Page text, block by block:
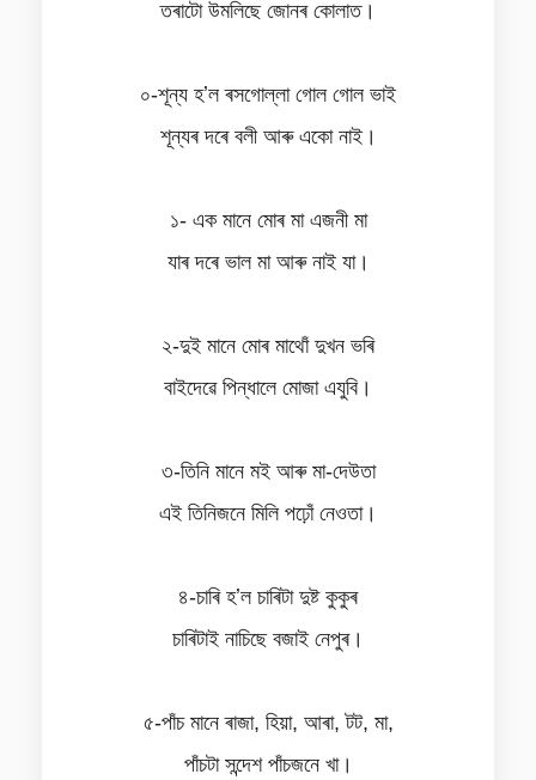
তৰাটো উমলিছে জোনৰ কোলাত।
০-শূন্য হʼল ৰসগোল্লা গোল গোল ভাই
শূন্যৰ দৰে বলী আৰু একো নাই।
১- এক মানে মোৰ মা এজনী মা
যাৰ দৰে ভাল মা আৰু নাই যা।
২-দুই মানে মোৰ মাথোঁ দুখন ভৰি
বাইদেৱে পিন্ধালে মোজা এযুবি।
৩-তিনি মানে মই আৰু মা-দেউতা
এই তিনিজনে মিলি পঢ়োঁ নেওতা।
৪-চাৰি হʼল চাৰিটা দুষ্ট কুকুৰ
চাৰিটাই নাচিছে বজাই নেপুৰ।
৫-পাঁচ মানে ৰাজা, হিয়া, আৰা, টট, মা,
পাঁচটা সন্দেশ পাঁচজনে খা।